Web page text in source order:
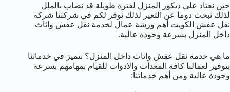
حين نعتاد على ديكور المنزل لفترة طويلة قد نصاب بالملل
لذلك نبحث دوما عن التغير لذلك نوفر لكم في شركتنا شركة
نقل عفش الكويت أهم ورشة عمال لخدمة نقل عفش واثاث
داخل المنزل بسرعة وجودة عالية.
ما هي خدمة نقل عفش واثاث داخل المنزل؟ نتميز في خدماتنا
بتوفير لعمالنا كافة المعدات والادوات للقيام بمهامهم بسرعة
وجودة عالية ومن أهم خدماتنا: